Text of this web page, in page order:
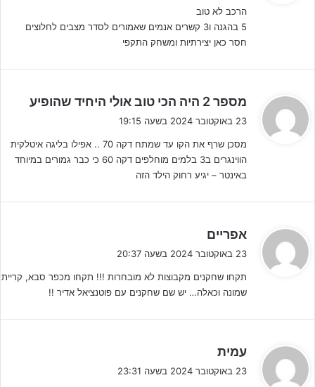
לפרסום באתר ג'וניורליג – לחצו על הבאנר!!!
בדקה ה-78 השער המיוחל הגיע כאשר קרן של ליאם וינשטיין הפכה
דקות לסיום הזמן החוקי המונטנגרים השוו את התוצאה בדקה כואבת
ביותר.
בסיום תיקו 1-1 מאכזב מאוד מבחינתה של נבחרת ישראל, שיודעת כי כל
תוצאה פרט מניצחון על מולדובה והכרטיס לשלב העלית בסכנה ממשית,
ב
:
הרכב לא טוב
5 בהגנה ו3 קשרים אנמים שאמורים לסדר מצבים לחלוצים
חסר כאן יצירתיות ומשחק התקפי
מספר 2 היה הכי טוב אולי היחיד שהופיע
ב
:
23 באוקטובר 2024 בשעה 19:15
מסכן שרף את הקו עד שמתח דקה 70 .. אפילו בליגה איטלקית
הווינגרים ב3 בלמים מוחלפים דקה 60 כי כבר גמורים במיוחד
באינטר – יגיע רחוק הילד הזה
אפריים
ב
:
23 באוקטובר 2024 בשעה 20:37
תקחו שחקנים מקבוצות לא מובחרות !!! תקחו מכפר סבא, קריית
שמונה וכאלה… יש שם שחקנים עם פוטנציאל אדיר !!
עמית
23 באוקטובר 2024 בשעה 23:31